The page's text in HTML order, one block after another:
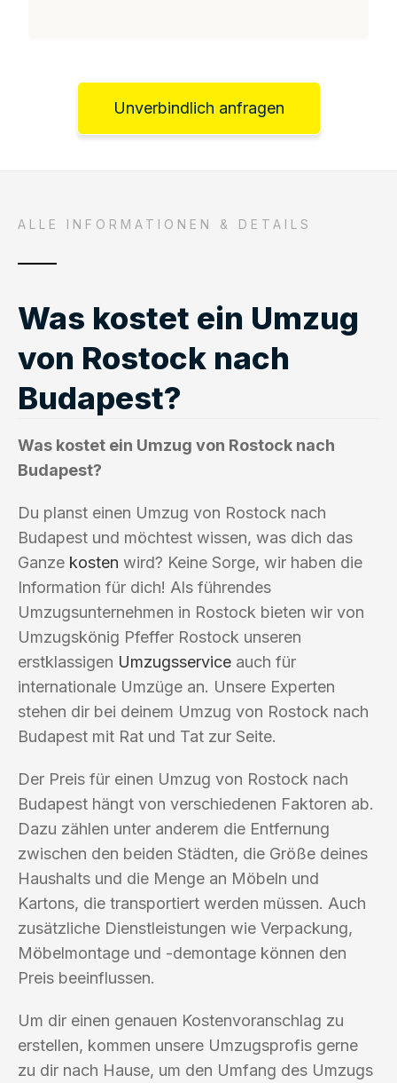
Unverbindlich anfragen
ALLE INFORMATIONEN & DETAILS
Was kostet ein Umzug
von Rostock nach
Budapest?
Was kostet ein Umzug von Rostock nach
Budapest?
Du planst einen Umzug von Rostock nach
Budapest und möchtest wissen, was dich das
Ganze kosten wird? Keine Sorge, wir haben die
Information für dich! Als führendes
Umzugsunternehmen in Rostock bieten wir von
Umzugskönig Pfeffer Rostock unseren
erstklassigen Umzugsservice auch für
internationale Umzüge an. Unsere Experten
stehen dir bei deinem Umzug von Rostock nach
Budapest mit Rat und Tat zur Seite.
Der Preis für einen Umzug von Rostock nach
Budapest hängt von verschiedenen Faktoren ab.
Dazu zählen unter anderem die Entfernung
zwischen den beiden Städten, die Größe deines
Haushalts und die Menge an Möbeln und
Kartons, die transportiert werden müssen. Auch
zusätzliche Dienstleistungen wie Verpackung,
Möbelmontage und -demontage können den
Preis beeinflussen.
Um dir einen genauen Kostenvoranschlag zu
erstellen, kommen unsere Umzugsprofis gerne
zu dir nach Hause, um den Umfang des Umzugs